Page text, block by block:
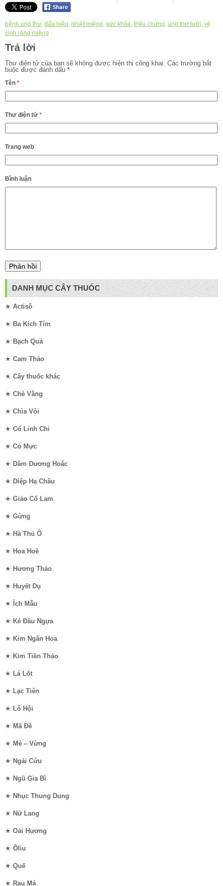
bệnh ung thư, dấu hiệu, nhiệt miệng, sức khỏe, triệu chứng, ung thư lưỡi, vệ
sinh răng miệng
Trả lời
Thư điện tử của bạn sẽ không được hiện thị công khai. Các trường bắt
buộc được đánh dấu *
Tên *
Thư điện tử *
Trang web
Bình luận
DANH MỤC CÂY THUỐC
★ Actisô
★ Ba Kích Tím
★ Bạch Quả
★ Cam Thảo
★ Cây thuốc khác
★ Chè Vằng
★ Chìa Vôi
★ Cổ Linh Chi
★ Cỏ Mực
★ Dâm Dương Hoắc
★ Diệp Hạ Châu
★ Giảo Cổ Lam
★ Gừng
★ Hà Thủ Ô
★ Hoa Hoè
★ Hương Thảo
★ Huyết Dụ
★ Ích Mẫu
★ Ké Đầu Ngựa
★ Kim Ngân Hoa
★ Kim Tiền Thảo
★ Lá Lốt
★ Lạc Tiên
★ Lô Hội
★ Mã Đề
★ Mè – Vừng
★ Ngải Cứu
★ Ngũ Gia Bì
★ Nhục Thung Dung
★ Nữ Lang
★ Oải Hương
★ Ôliu
★ Quế
★ Rau Má